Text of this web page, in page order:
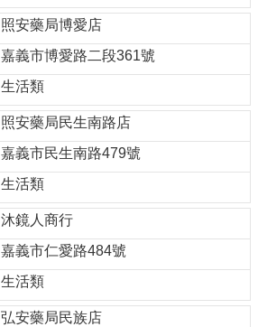
照安藥局博愛店
嘉義市博愛路二段361號
生活類
照安藥局民生南路店
嘉義市民生南路479號
生活類
沐鏡人商行
嘉義市仁愛路484號
生活類
弘安藥局民族店